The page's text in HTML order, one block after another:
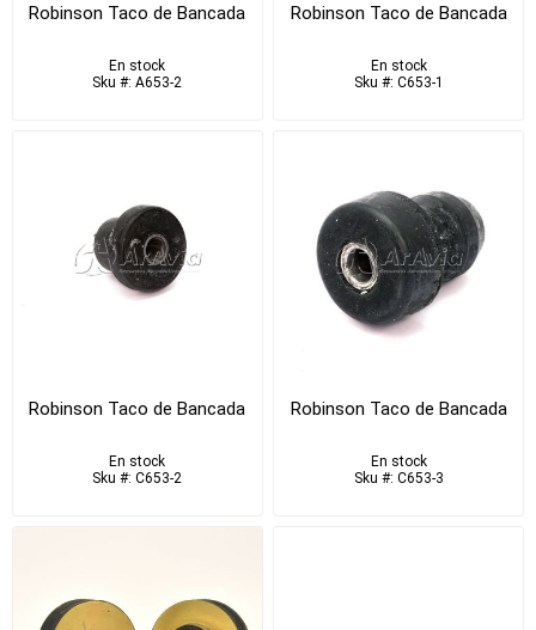
Robinson Taco de Bancada
En stock
Sku #: A653-2
Robinson Taco de Bancada
En stock
Sku #: C653-1
Robinson Taco de Bancada
En stock
Sku #: C653-2
Robinson Taco de Bancada
En stock
Sku #: C653-3